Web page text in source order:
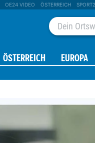
OE24 VIDEO ÖSTERREICH
ÖSTERREICH EUROPA